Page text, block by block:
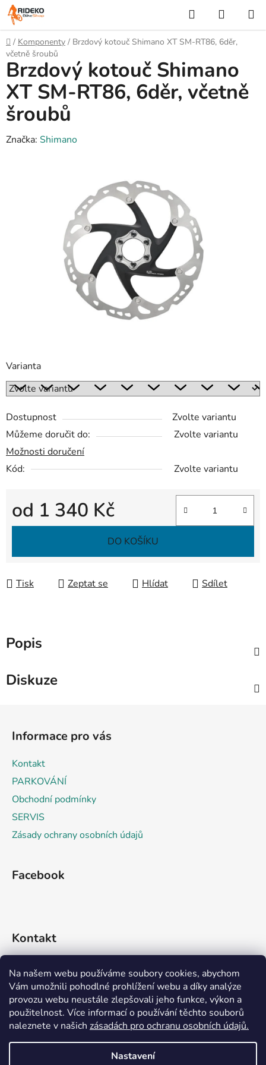
Na našem webu používáme soubory cookies, abychom
Vám umožnili pohodlné prohlížení webu a díky analýze
provozu webu neustále zlepšovali jeho funkce, výkon a
použitelnost. Více informací o používání těchto souborů
naleznete v našich zásadách pro ochranu osobních údajů.
Nastavení
Přejít
na
obsah
Hledat
KOŠÍK
Domů
/ Komponenty / Brzdový kotouč Shimano XT SM-RT86, 6děr,
včetně šroubů
Varianta
Dostupnost
Zvolte variantu
Můžeme doručit do:
Zvolte variantu
Možnosti doručení
Kód:
Zvolte variantu
od 1 340 Kč
Měrná cena:
DO KOŠÍKU
Tisk Zeptat se Hlídat Sdílet
Brzdový kotouč Shimano
XT SM-RT86, 6děr, včetně
šroubů
Značka: Shimano
Popis
Diskuze
Informace pro vás
Kontakt
PARKOVÁNÍ
Obchodní podmínky
SERVIS
Zásady ochrany osobních údajů
Facebook
Kontakt
info@rideko.cz
+420 721 360 992